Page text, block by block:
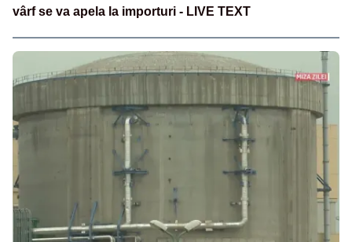
vârf se va apela la importuri - LIVE TEXT